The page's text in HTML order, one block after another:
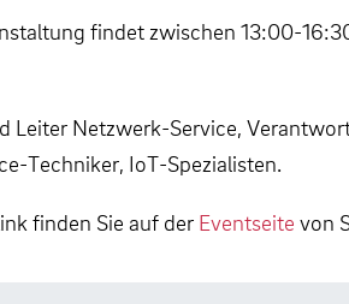
findet zwischen 13:00-
Leiter Netzwerk-Service,
Techniker, IoT-Spezialisten.
finden Sie auf der Eventseite von